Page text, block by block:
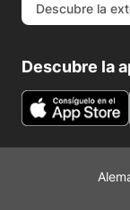
Descubre la
Descubre la